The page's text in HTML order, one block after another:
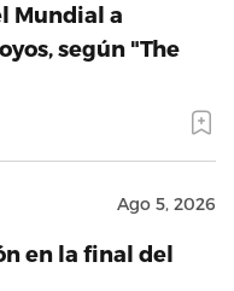
Mundial a
según "The
Ago 5, 2026
en la final del